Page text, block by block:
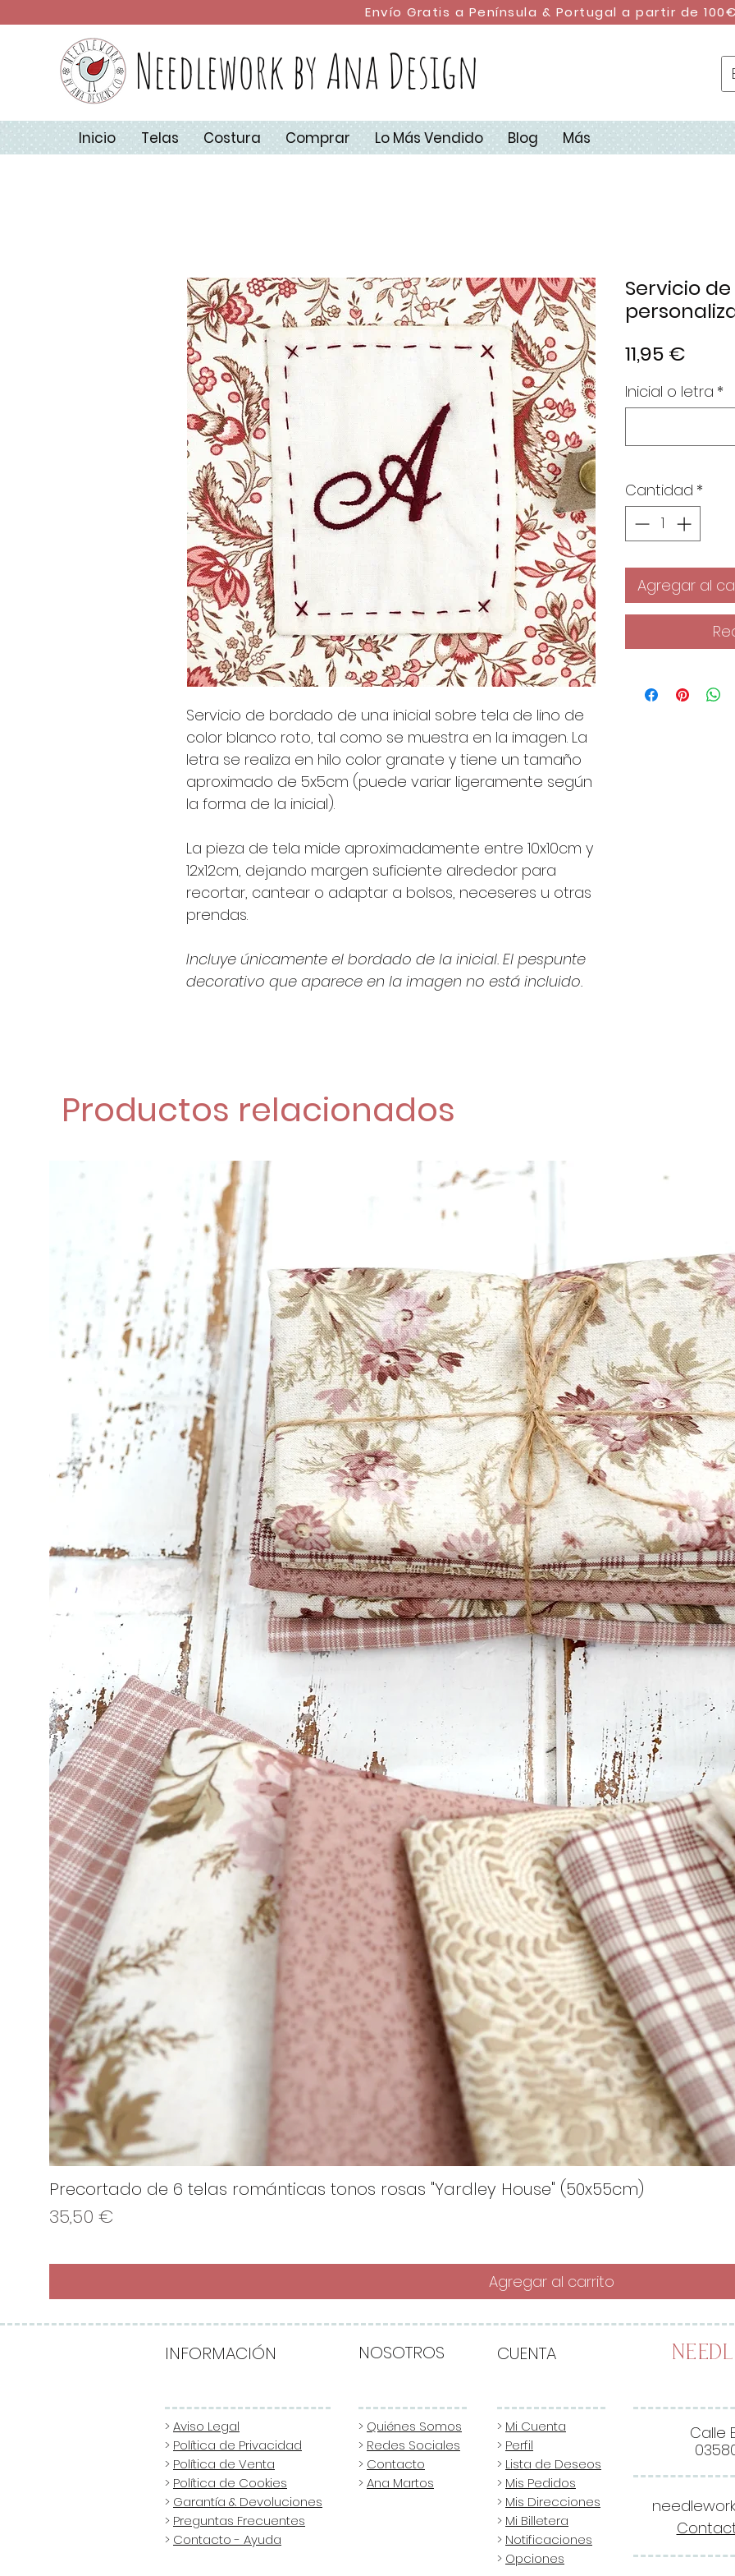
Envío Gratis a Península & Portugal a partir de 100€
Needlework by Ana Design
Inicio Telas Costura Comprar Lo Más Vendido Blog Más
Servicio de bordado de una inicial sobre tela de lino de
color blanco roto, tal como se muestra en la imagen. La
letra se realiza en hilo color granate y tiene un tamaño
aproximado de 5x5cm (puede variar ligeramente según
la forma de la inicial).
La pieza de tela mide aproximadamente entre 10x10cm y
12x12cm, dejando margen suficiente alrededor para
recortar, cantear o adaptar a bolsos, neceseres u otras
prendas.
Incluye únicamente el bordado de la inicial. El pespunte
decorativo que aparece en la imagen no está incluido.
Servicio
11,95 €
Inicial o letra *
Cantidad *
Agregar al
Productos relacionados
Precortado de 6 telas románticas tonos rosas "Yardley House" (50x55cm)
Precio
35,50 €
Agregar al carrito
INFORMACIÓN
>Aviso Legal
> Política de Privacidad
> Política de Venta
> Política de Cookies
> Garantía & Devoluciones
> Preguntas Frecuentes
> Contacto - Ayuda
NOSOTROS
> Quiénes Somos
> Redes Sociales
> Contacto
>Ana Martos
CUENTA
> Mi Cuenta
> Perfil
> Lista de Deseos
> Mis Pedidos
> Mis Direcciones
> Mi Billetera
> Notificaciones
> Opciones
Calle